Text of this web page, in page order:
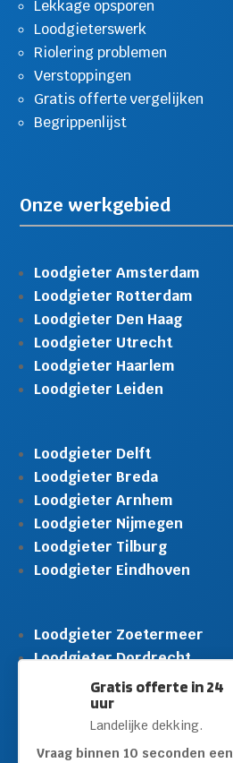
Gratis offerte in 24
uur
Landelijke dekking.
Vraag binnen 10 seconden een
Lekkage opsporen
Loodgieterswerk
Riolering problemen
Verstoppingen
Gratis offerte vergelijken
Begrippenlijst
Onze werkgebied
Loodgieter Amsterdam
Loodgieter Rotterdam
Loodgieter Den Haag
Loodgieter Utrecht
Loodgieter Haarlem
Loodgieter Leiden
Loodgieter Delft
Loodgieter Breda
Loodgieter Arnhem
Loodgieter Nijmegen
Loodgieter Tilburg
Loodgieter Eindhoven
Loodgieter Zoetermeer
Loodgieter Dordrecht
Loodgieter Rijswijk
Loodgieter Schiedam
Loodgieter Leidschendam
Loodgieter Hilversum